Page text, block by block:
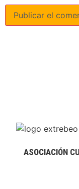
ASOCIACIÓN